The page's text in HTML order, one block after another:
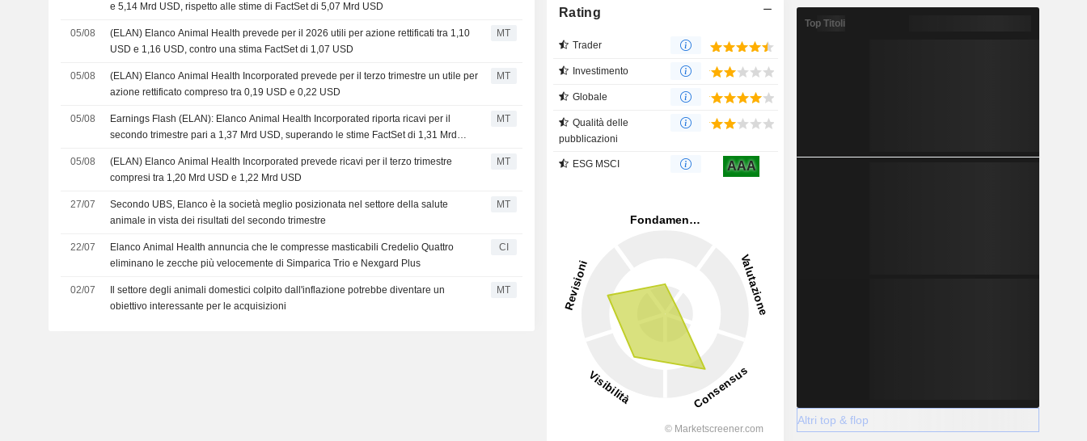
e 5,14 Mrd USD, rispetto alle stime di FactSet di 5,07 Mrd USD
05/08
(ELAN) Elanco Animal Health prevede per il 2026 utili per azione rettificati tra 1,10
USD e 1,16 USD, contro una stima FactSet di 1,07 USD
MT
05/08
(ELAN) Elanco Animal Health Incorporated prevede per il terzo trimestre un utile per
azione rettificato compreso tra 0,19 USD e 0,22 USD
MT
05/08
Earnings Flash (ELAN): Elanco Animal Health Incorporated riporta ricavi per il
secondo trimestre pari a 1,37 Mrd USD, superando le stime FactSet di 1,31 Mrd
MT
05/08
(ELAN) Elanco Animal Health Incorporated prevede ricavi per il terzo trimestre
compresi tra 1,20 Mrd USD e 1,22 Mrd USD
MT
27/07
Secondo UBS, Elanco è la società meglio posizionata nel settore della salute
animale in vista dei risultati del secondo trimestre
MT
22/07
Elanco Animal Health annuncia che le compresse masticabili Credelio Quattro
eliminano le zecche più velocemente di Simparica Trio e Nexgard Plus
CI
02/07
Il settore degli animali domestici colpito dall'inflazione potrebbe diventare un
obiettivo interessante per le acquisizioni
MT
Rating
Trader
Investimento
Globale
Qualità delle
pubblicazioni
ESG MSCI AAA
Top Titoli
Altri top & flop